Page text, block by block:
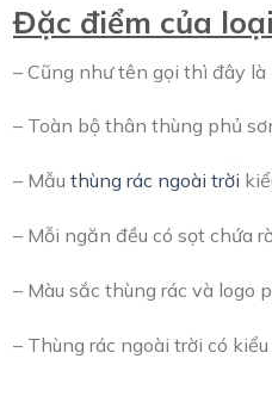
Đặc điểm của
– Cũng như tên gọi thì đây
– Toàn bộ thân thùng phủ
– Mẫu thùng rác ngoài trời
– Mỗi ngăn đều có sọt chứa
– Màu sắc thùng rác và logo
– Thùng rác ngoài trời có